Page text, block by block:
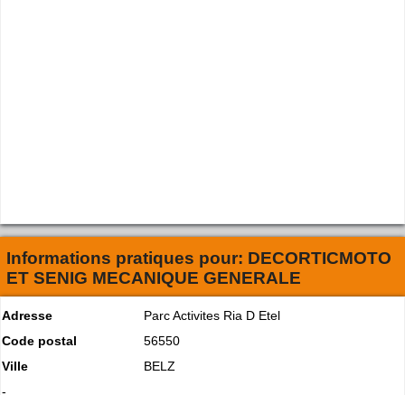
Informations pratiques pour: DECORTICMOTO
ET SENIG MECANIQUE GENERALE
Adresse
Parc Activites Ria D Etel
Code postal
56550
Ville
BELZ
-